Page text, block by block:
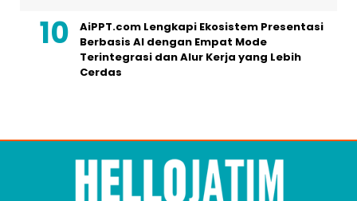
AiPPT.com Lengkapi Ekosistem Presentasi
Berbasis AI dengan Empat Mode
Terintegrasi dan Alur Kerja yang Lebih
Cerdas